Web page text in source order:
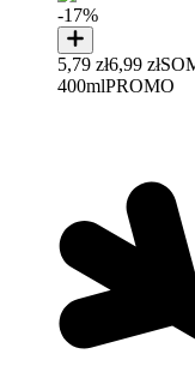
-17%
5,79 zł6,99 zł
400mlPROMO